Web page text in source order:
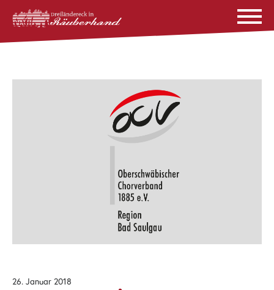
26. Januar 2018